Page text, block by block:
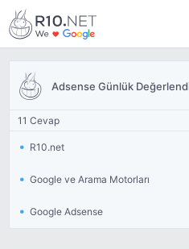
Adsense Günlük
11 Cevap
R10.net
Google ve Arama Motorları
Google Adsense